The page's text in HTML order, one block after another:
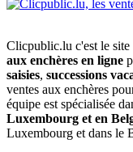
Clicpublic.lu c'est le site
aux enchères en ligne
saisies, successions
ventes aux enchères
équipe est spécialisée
Luxembourg et en
Luxembourg et dans le